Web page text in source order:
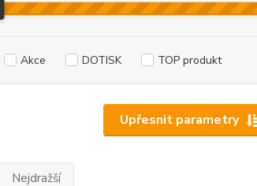
Upřesnit parametry
Akce DOTISK TOP produkt
Nejdražší